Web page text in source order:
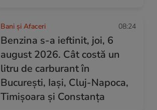
Bani și Afaceri 08:24
Benzina s-a ieftinit, joi, 6
august 2026. Cât costă un
litru de carburant în
București, Iași, Cluj-Napoca,
Timișoara și Constanța